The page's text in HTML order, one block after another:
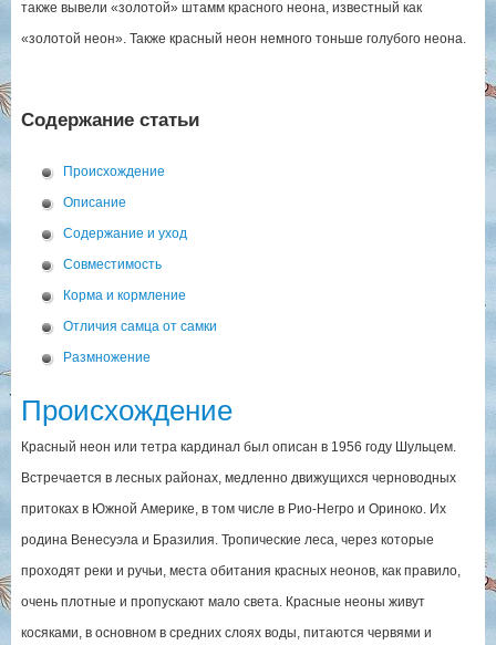
также вывели «золотой» штамм красного неона, известный как
«золотой неон». Также красный неон немного тоньше голубого неона.
Содержание статьи
Происхождение
Описание
Содержание и уход
Совместимость
Корма и кормление
Отличия самца от самки
Размножение
Происхождение
Красный неон или тетра кардинал был описан в 1956 году Шульцем.
Встречается в лесных районах, медленно движущихся черноводных
притоках в Южной Америке, в том числе в Рио-Негро и Ориноко. Их
родина Венесуэла и Бразилия. Тропические леса, через которые
проходят реки и ручьи, места обитания красных неонов, как правило,
очень плотные и пропускают мало света. Красные неоны живут
косяками, в основном в средних слоях воды, питаются червями и